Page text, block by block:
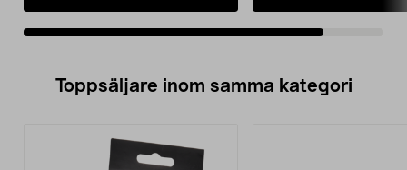
Toppsäljare inom samma kategori